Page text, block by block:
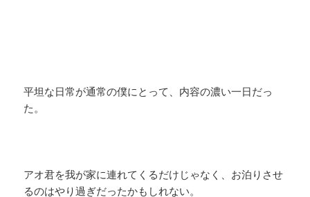
平坦な日常が通常の僕にとって、内容の濃い一日だっ
た。
アオ君を我が家に連れてくるだけじゃなく、お泊りさせ
るのはやり過ぎだったかもしれない。